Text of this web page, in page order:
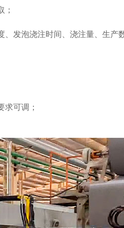
；
、发泡浇注时间、浇注量、生产
可调；